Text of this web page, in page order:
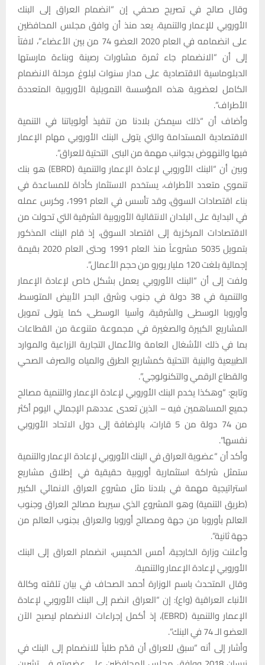
وقال صالح في تصريح صحفي إن “انضمام العراق إلى البنك
الأوروبي للإعمار والتنمية، يعد منذ أن وافق مجلس المحافظين
على انضمامه في العام 2020 العضو 74 من بين الأعضاء”، لافتاً
إلى أن “الانضمام جاء ثمرة مشاورات رصينة وبناءة مارستها
الدبلوماسية الاقتصادية على مدار سنوات لبلوغ مرحلة الانضمام
الكامل لعضوية هذه المؤسسة التمويلية الأوروبية المتعددة
الأطراف”.
وأضاف أن “ذلك سيمكن بلادنا من تنفيذ أولوياتنا في التنمية
الاقتصادية المستدامة والتي يتولى البنك الأوروبي مهام الإعمار
فيها والنهوض بجوانب مهمة من البنى التحتية للعراق”.
وبين أن “البنك الأوروبي لإعادة الإعمار والتنمية (EBRD) هو بنك
تنموي متعدد الأطراف، يستخدم الاستثمار كأداة للمساعدة في
بناء اقتصادات السوق، وقد تأسس في العام 1991، وكرس عمله
في البداية على البلدان الانتقالية الأوروبية الشرقية التي تحولت من
الاقتصادات المركزية إلى اقتصاد السوق، إذ قام البنك المذكور
بتمويل 5035 مشروعاً منذ العام 1991 وحتى العام 2020 بقيمة
إجمالية بلغت 120 مليار يورو من حجم الأعمال”.
ولفت إلى أن “البنك الأوروبي يعمل بشكل خاص لإعادة الإعمار
والتنمية في 38 دولة في جنوب وشرق البحر الأبيض المتوسط،
وأوروبا الوسطى والشرقية، وآسيا الوسطى، كما يتولى تمويل
المشاريع الكبيرة والصغيرة في مجموعة متنوعة من القطاعات
بما في ذلك الأشغال العامة والأعمال التجارية الزراعية والموارد
الطبيعية والبنية التحتية كمشاريع الطرق والمياه والصرف الصحي
والقطاع الرقمي والتكنولوجي”.
وتابع: “وهكذا يخدم البنك الأوروبي لإعادة الإعمار والتنمية مصالح
جميع المساهمين فيه – الذين تعدى عددهم الإجمالي اليوم أكثر
من 74 دولة من 5 قارات، بالإضافة إلى دول الاتحاد الأوروبي
نفسها”.
وأكد أن “عضوية العراق في البنك الأوروبي لإعادة الإعمار والتنمية
ستمثل شراكة استثمارية أوروبية حقيقية في إطلاق مشاريع
استراتيجية مهمة في بلادنا مثل مشروع العراق الانمائي الكبير
(طريق التنمية) وهو المشروع الذي سيربط مصالح العراق وجنوب
العالم بأوروبا من جهة ومصالح أوروبا والعراق بجنوب العالم من
جهة ثانية”.
وأعلنت وزارة الخارجية، أمس الخميس، انضمام العراق إلى البنك
الأوروبي لإعادة الإعمار والتنمية.
وقال المتحدث باسم الوزارة أحمد الصحاف في بيان تلقته وكالة
الأنباء العراقية (واع): إن “العراق انضم إلى البنك الأوروبي لإعادة
الإعمار والتنمية (EBRD)، إذ أكمل إجراءات الانضمام ليصبح الآن
العضو الـ 74 في البنك”.
وأشار إلى أنه “سبق للعراق أن قدّم طلباً للانضمام إلى البنك في